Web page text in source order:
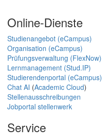
Online-Dienste
Studienangebot (eCampus)
Organisation (eCampus)
Prüfungsverwaltung (FlexNow)
Lernmanagement (Stud.IP)
Studierendenportal (eCampus)
Chat AI (Academic Cloud)
Stellenausschreibungen
Jobportal stellenwerk
Service